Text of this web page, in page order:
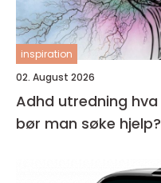
inspiration
02. August 2026
Adhd utredning hva innebærer det, og når
bør man søke hjelp?